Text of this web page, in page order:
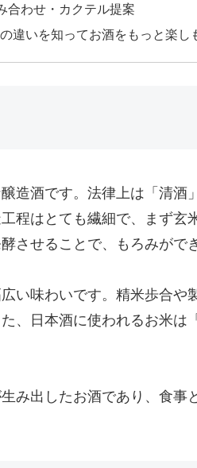
合わせ・カクテル提案
違いを知ってお酒をもっと楽し
造酒です。法律上は「清
程はとても繊細で、まず
させることで、もろみがで
い味わいです。精米歩合
、日本酒に使われるお米
み出したお酒であり、食